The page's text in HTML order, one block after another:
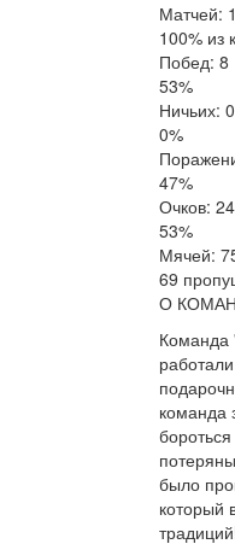
Матчей:
100% из
Побед: 8
53%
Ничьих: 0
0%
47%
Очков: 24
53%
Мячей:
69
О
Команда
команда
было
который